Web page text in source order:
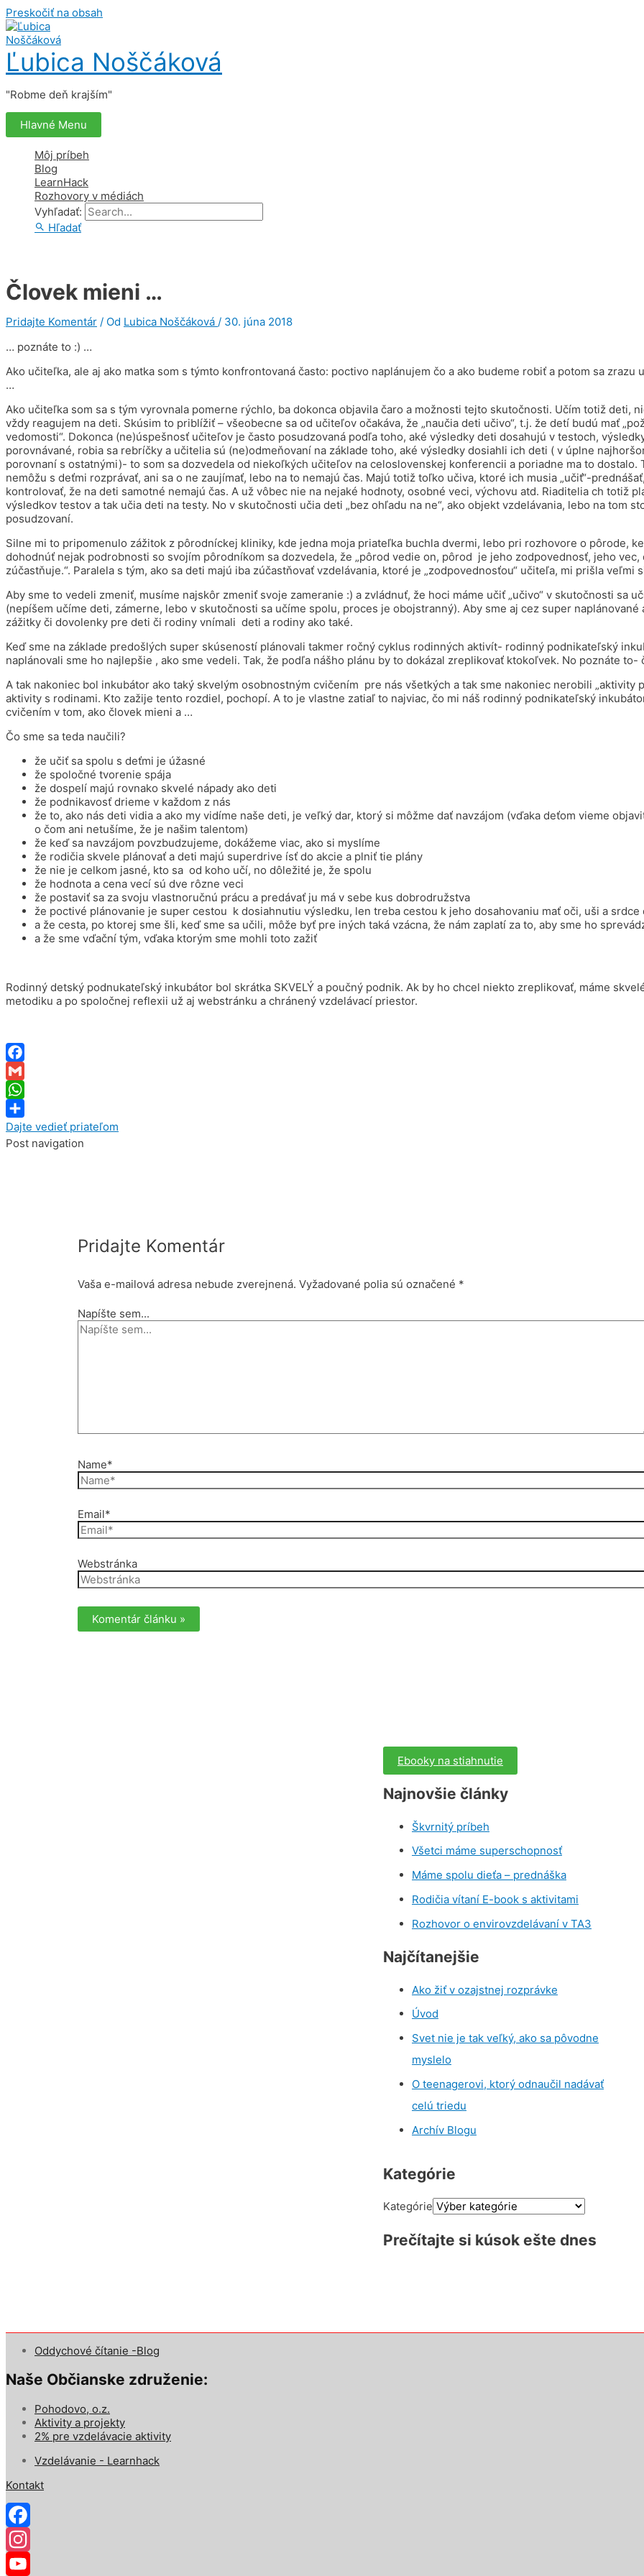
Preskočiť na obsah
Ľubica Noščáková
"Robme deň krajším"
Hlavné Menu
Môj príbeh
Blog
LearnHack
Rozhovory v médiách
Vyhľadať:
Hľadať
Človek mieni …
Pridajte Komentár / Od Lubica Noščáková / 30. júna 2018
… poznáte to :) …
Ako učiteľka, ale aj ako matka som s týmto konfrontovaná často: poctivo naplánujem čo a ako budeme robiť a potom sa zrazu
…
Ako učiteľka som sa s tým vyrovnala pomerne rýchlo, ba dokonca objavila čaro a možnosti tejto skutočnosti. Učím totiž deti,
vždy reagujem na deti. Skúsim to priblížiť – všeobecne sa od učiteľov očakáva, že „naučia deti učivo“, t.j. že detí budú mať
vedomosti“. Dokonca (ne)úspešnosť učiteľov je často posudzovaná podľa toho, aké výsledky deti dosahujú v testoch,
porovnávané, robia sa rebríčky a učitelia sú (ne)odmeňovaní na základe toho, aké výsledky dosiahli ich deti ( v úplne
porovnaní s ostatnými)- to som sa dozvedela od niekoľkých učiteľov na celoslovenskej konferencii a poriadne ma to dostalo.
nemôžu s deťmi rozprávať, ani sa o ne zaujímať, lebo na to nemajú čas. Majú totiž toľko učiva, ktoré ich musia „učiť“-
kontrolovať, že na deti samotné nemajú čas. A už vôbec nie na nejaké hodnoty, osobné veci, výchovu atd. Riaditelia ch totiž
výsledkov testov a tak učia deti na testy. No v skutočnosti učia deti „bez ohľadu na ne“, ako objekt vzdelávania, lebo na tom
posudzovaní.
Silne mi to pripomenulo zážitok z pôrodníckej kliniky, kde jedna moja priateľka buchla dvermi, lebo pri rozhovore o pôrode,
dohodnúť nejak podrobnosti so svojím pôrodníkom sa dozvedela, že „pôrod vedie on, pôrod je jeho zodpovednosť, jeho vec,
zúčastňuje.“. Paralela s tým, ako sa deti majú iba zúčastňovať vzdelávania, ktoré je „zodpovednosťou“ učiteľa, mi prišla veľmi
Aby sme to vedeli zmeniť, musíme najskôr zmeniť svoje zameranie :) a zvládnuť, že hoci máme učiť „učivo“ v skutočnosti sa
(nepíšem učíme deti, zámerne, lebo v skutočnosti sa učíme spolu, proces je obojstranný). Aby sme aj cez super naplánované
zážitky či dovolenky pre deti či rodiny vnímali deti a rodiny ako také.
Keď sme na základe predošlých super skúseností plánovali takmer ročný cyklus rodinných aktivít- rodinný podnikateľský
naplánovali sme ho najlepšie , ako sme vedeli. Tak, že podľa nášho plánu by to dokázal zreplikovať ktokoľvek. No poznáte
A tak nakoniec bol inkubátor ako taký skvelým osobnostným cvičením pre nás všetkých a tak sme nakoniec nerobili „aktivity
aktivity s rodinami. Kto zažije tento rozdiel, pochopí. A to je vlastne zatiaľ to najviac, čo mi náš rodinný podnikateľský
cvičením v tom, ako človek mieni a …
Čo sme sa teda naučili?
že učiť sa spolu s deťmi je úžasné
že spoločné tvorenie spája
že dospelí majú rovnako skvelé nápady ako deti
že podnikavosť drieme v každom z nás
že to, ako nás deti vidia a ako my vidíme naše deti, je veľký dar, ktorý si môžme dať navzájom (vďaka deťom vieme
o čom ani netušíme, že je našim talentom)
že keď sa navzájom povzbudzujeme, dokážeme viac, ako si myslíme
že rodičia skvele plánovať a deti majú superdrive ísť do akcie a plniť tie plány
že nie je celkom jasné, kto sa od koho učí, no dôležité je, že spolu
že hodnota a cena vecí sú dve rôzne veci
že postaviť sa za svoju vlastnoručnú prácu a predávať ju má v sebe kus dobrodružstva
že poctivé plánovanie je super cestou k dosiahnutiu výsledku, len treba cestou k jeho dosahovaniu mať oči, uši a srdce
a že cesta, po ktorej sme šli, keď sme sa učili, môže byť pre iných taká vzácna, že nám zaplatí za to, aby sme ho
a že sme vďační tým, vďaka ktorým sme mohli toto zažiť
Rodinný detský podnukateľský inkubátor bol skrátka SKVELÝ a poučný podnik. Ak by ho chcel niekto zreplikovať, máme
metodiku a po spoločnej reflexii už aj webstránku a chránený vzdelávací priestor.
Facebook
Gmail
WhatsApp
Dajte vedieť priateľom
Post navigation
Pridajte Komentár
Vaša e-mailová adresa nebude zverejnená. Vyžadované polia sú označené *
Napíšte sem...
Name*
Email*
Webstránka
Ebooky na stiahnutie
Najnovšie články
Škvrnitý príbeh
Všetci máme superschopnosť
Máme spolu dieťa – prednáška
Rodičia vítaní E-book s aktivitami
Rozhovor o envirovzdelávaní v TA3
Najčítanejšie
Ako žiť v ozajstnej rozprávke
Úvod
Svet nie je tak veľký, ako sa pôvodne
myslelo
O teenagerovi, ktorý odnaučil nadávať
celú triedu
Archív Blogu
Kategórie
Kategórie
Prečítajte si kúsok ešte dnes
Oddychové čítanie -Blog
Naše Občianske združenie:
Pohodovo, o.z.
Aktivity a projekty
2% pre vzdelávacie aktivity
Vzdelávanie - Learnhack
Kontakt
Facebook
Instagram